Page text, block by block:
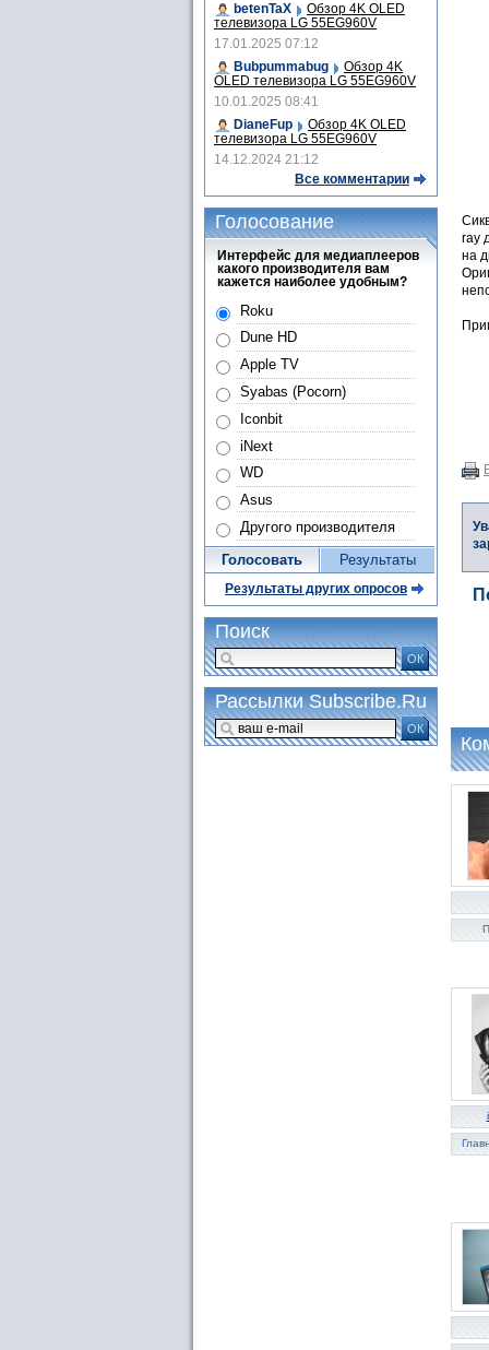
ray
на
betenTaX
Обзор 4K OLED
телевизора LG 55EG960V
17.01.2025 07:12
Bubpummabug
Обзор 4K
OLED телевизора LG 55EG960V
10.01.2025 08:41
DianeFup
Обзор 4K OLED
телевизора LG 55EG960V
14.12.2024 21:12
Все комментарии
Голосование
Интерфейс для медиаплееров
какого производителя вам
кажется наиболее удобным?
Roku
Dune HD
Apple TV
Syabas (Pocorn)
Iconbit
iNext
WD
Asus
Другого производителя
Голосовать Результаты
Результаты других опросов
Поиск
ОК
Рассылки Subscribe.Ru
ОК